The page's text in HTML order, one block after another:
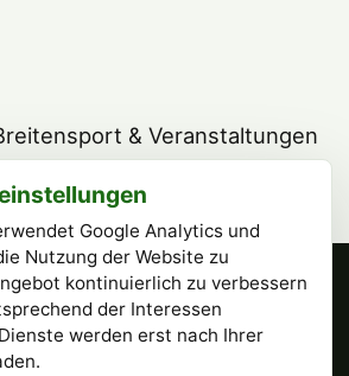
& Veranstaltungen
esslingen.de
Google Analytics und
Nutzung der Website zu
kontinuierlich zu verbessern
der Interessen
werden erst nach Ihrer
e.V.
Esslingen am Neckar